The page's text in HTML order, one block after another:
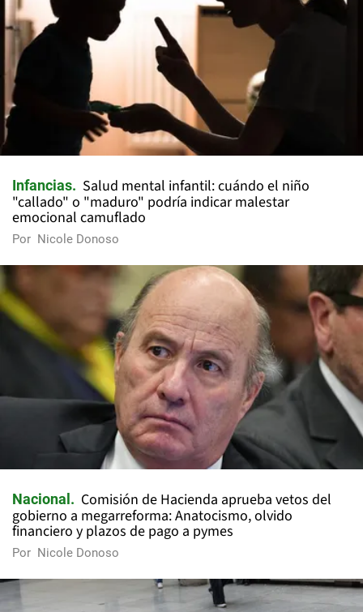
Infancias
Salud mental infantil: cuándo el niño
"callado" o "maduro" podría indicar malestar
emocional camuflado
Por Nicole Donoso
Nacional
Comisión de Hacienda aprueba vetos del
gobierno a megarreforma: Anatocismo, olvido
financiero y plazos de pago a pymes
Por Nicole Donoso